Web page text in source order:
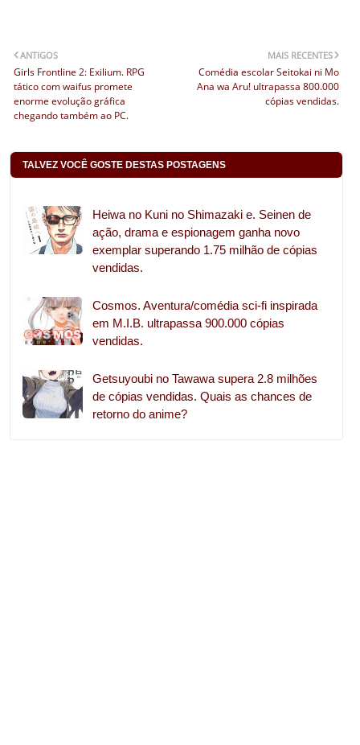
MAIS RECENTES
Comédia escolar Seitokai ni Mo
Ana wa Aru! ultrapassa 800.000
cópias vendidas.
ANTIGOS
Girls Frontline 2: Exilium. RPG
tático com waifus promete
enorme evolução gráfica
chegando também ao PC.
TALVEZ VOCÊ GOSTE DESTAS POSTAGENS
Heiwa no Kuni no Shimazaki e. Seinen de
ação, drama e espionagem ganha novo
exemplar superando 1.75 milhão de cópias
vendidas.
Cosmos. Aventura/comédia sci-fi inspirada
em M.I.B. ultrapassa 900.000 cópias
vendidas.
Getsuyoubi no Tawawa supera 2.8 milhões
de cópias vendidas. Quais as chances de
retorno do anime?